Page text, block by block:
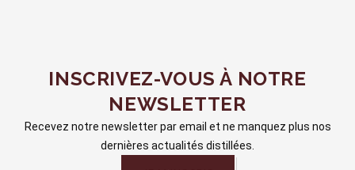
INSCRIVEZ-VOUS À NOTRE
NEWSLETTER
Recevez notre newsletter par email et ne manquez plus nos
dernières actualités distillées.